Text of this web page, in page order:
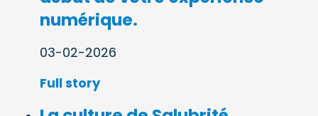
numérique.
03-02-2026
Full story